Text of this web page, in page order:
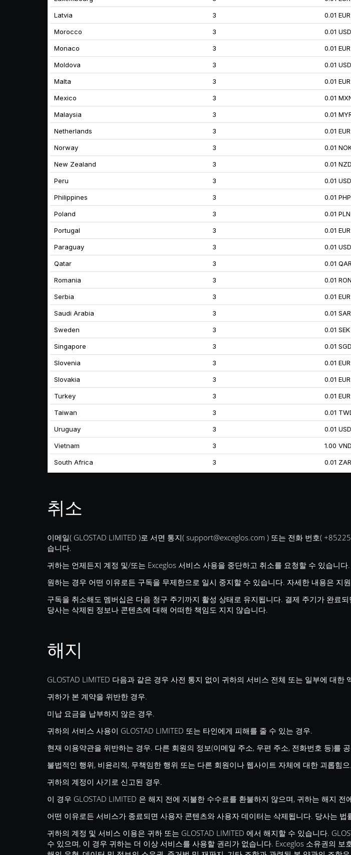
Latvia 3 0.01 EUR
Morocco 3 0.01 USD
Monaco 3 0.01 EUR
Moldova 3 0.01 USD
Malta 3 0.01 EUR
Mexico 3 0.01
Malaysia 3 0.01
Netherlands 3 0.01 EUR
Norway 3 0.01
New Zealand 3 0.01 NZD
Peru 3 0.01 USD
Philippines 3 0.01 PHP
Poland 3 0.01 PLN
Portugal 3 0.01 EUR
Paraguay 3 0.01 USD
Qatar 3 0.01 QAR
Romania 3 0.01 RON
Serbia 3 0.01 EUR
Saudi Arabia 3 0.01 SAR
Sweden 3 0.01 SEK
Singapore 3 0.01 SGD
Slovenia 3 0.01 EUR
Slovakia 3 0.01 EUR
Turkey 3 0.01 EUR
Taiwan 3 0.01
Uruguay 3 0.01 USD
Vietnam 3 1.00 VND
South Africa 3 0.01 ZAR
취소
이메일( GLOSTAD LIMITED )로 서면 통지( support@exceglos.com ) 또는 전화 번호(
습니다.
귀하는 언제든지 계정 및/또는 Exceglos 서비스 사용을 중단하고 취소를 요청할 수 있습니다.
원하는 경우 어떤 이유로든 구독을 무제한으로 일시 중지할 수 있습니다. 자세한 내용은 지
구독을 취소해도 멤버십은 다음 청구 주기까지 활성 상태로 유지됩니다. 결제 주기가 완료
당사는 삭제된 정보나 콘텐츠에 대해 어떠한 책임도 지지 않습니다.
해지
GLOSTAD LIMITED 다음과 같은 경우 사전 통지 없이 귀하의 서비스 전체 또는 일부에 대한
귀하가 본 계약을 위반한 경우.
미납 요금을 납부하지 않은 경우.
귀하의 서비스 사용이 GLOSTAD LIMITED 또는 타인에게 피해를 줄 수 있는 경우.
현재 이용약관을 위반하는 경우. 다른 회원의 정보(이메일 주소, 우편 주소, 전화번호 등)를
불법적인 행위, 비윤리적, 무책임한 행위 또는 다른 회원이나 웹사이트 자체에 대한 괴롭힘
귀하의 계정이 사기로 신고된 경우.
이 경우 GLOSTAD LIMITED 은 해지 전에 지불한 수수료를 환불하지 않으며, 귀하는 해지
어떤 이유로든 서비스가 종료되면 사용자 콘텐츠와 사용자 데이터는 삭제됩니다. 당사는
귀하의 계정 및 서비스 이용은 귀하 또는 GLOSTAD LIMITED 에서 해지할 수 있습니다.
수 있으며, 이 경우 귀하는 더 이상 서비스를 사용할 권리가 없습니다. Exceglos 소유권의